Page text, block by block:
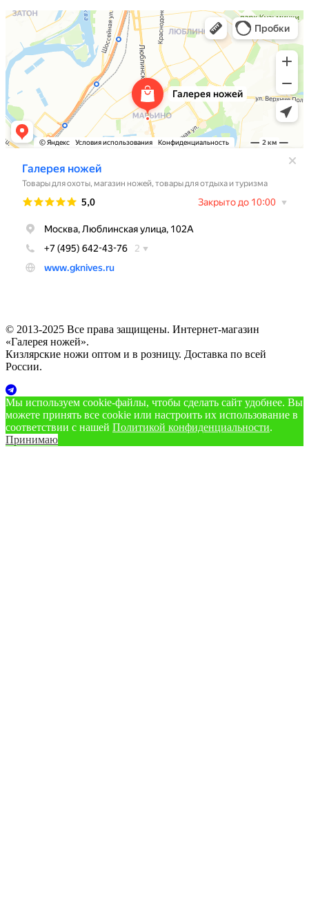
© 2013-2025 Все права защищены. Интернет-магазин
«Галерея ножей».
Кизлярские ножи оптом и в розницу. Доставка по всей
России.
Мы используем cookie‑файлы, чтобы сделать сайт удобнее. Вы
можете принять все cookie или настроить их использование в
соответствии с нашей Политикой конфиденциальности.
Принимаю